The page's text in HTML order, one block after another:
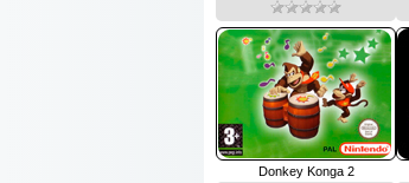
Donkey Konga 2